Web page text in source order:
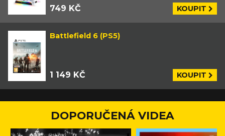
749 KČ KOUPIT
Battlefield 6 (PS5)
1 149 KČ KOUPIT
DOPORUČENÁ VIDEA